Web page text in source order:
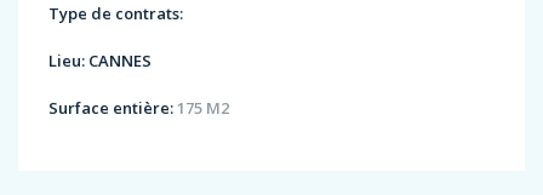
Type de contrats:
Lieu: CANNES
Surface entière: 175 M2